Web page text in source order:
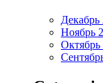
Декабрь
Ноябрь
Октябрь